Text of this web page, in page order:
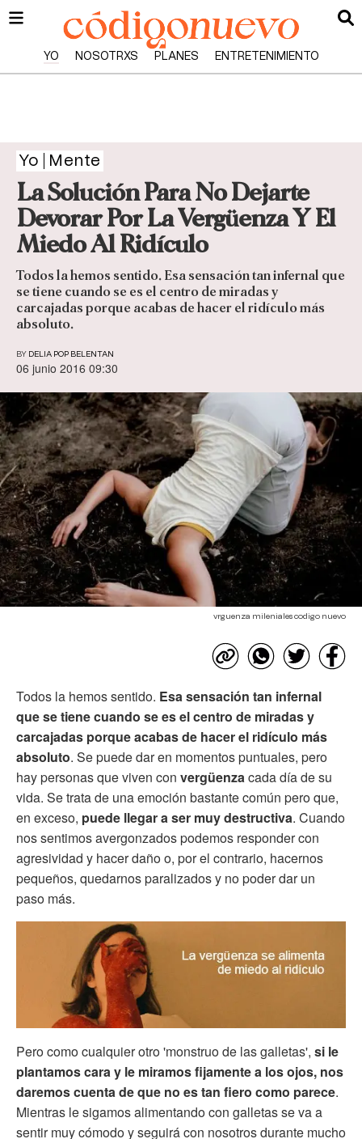
YO NOSOTRXS PLANES ENTRETENIMIENTO
Yo Mente
La Solución Para No Dejarte
Devorar Por La Vergüenza Y El
Miedo Al Ridículo
Todos la hemos sentido. Esa sensación tan infernal que
se tiene cuando se es el centro de miradas y
carcajadas porque acabas de hacer el ridículo más
absoluto.
BY DELIA POP BELENTAN
06 junio 2016 09:30
vrguenza mileniales codigo nuevo
Todos la hemos sentido. Esa sensación tan infernal
que se tiene cuando se es el centro de miradas y
carcajadas porque acabas de hacer el ridículo más
absoluto. Se puede dar en momentos puntuales, pero
hay personas que viven con vergüenzacada día de su
vida. Se trata de una emoción bastante común pero que,
en exceso, puede llegar a ser muy destructiva. Cuando
nos sentimos avergonzados podemos responder con
agresividad y hacer daño o, por el contrario, hacernos
pequeños, quedarnos paralizados y no poder dar un
paso más.
Pero como cualquier otro 'monstruo de las galletas', si le
plantamos cara y le miramos fijamente a los ojos, nos
daremos cuenta de que no es tan fiero como parece.
Mientras le sigamos alimentando con galletas se va a
sentir muy cómodo y seguirá con nosotros durante mucho